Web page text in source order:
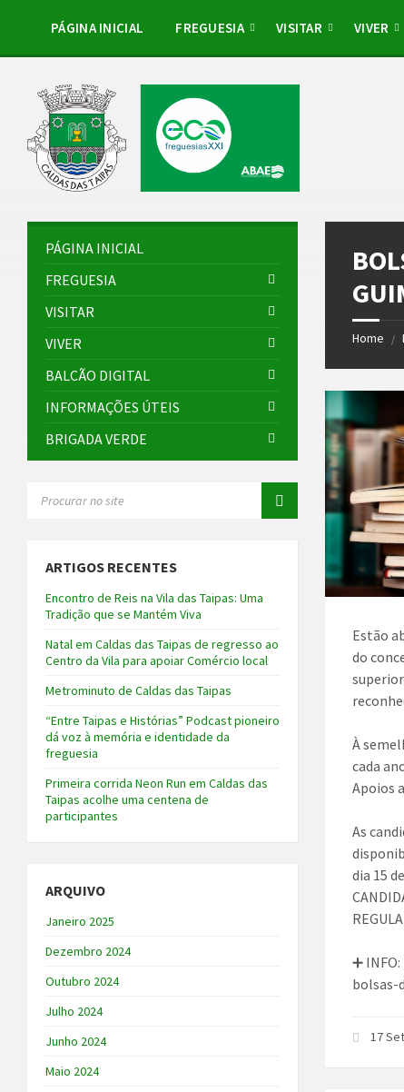
sidebar
sidebar
PÁGINA INICIAL FREGUESIA VISITAR VIVER
Home /
Estão
do
À
cada
Apoios
As
dia 15
➕
bolsas-
17
PÁGINA INICIAL
FREGUESIA
VISITAR
VIVER
BALCÃO DIGITAL
INFORMAÇÕES ÚTEIS
BRIGADA VERDE
ARTIGOS RECENTES
Encontro de Reis na Vila das Taipas: Uma
Tradição que se Mantém Viva
Natal em Caldas das Taipas de regresso ao
Centro da Vila para apoiar Comércio local
Metrominuto de Caldas das Taipas
“Entre Taipas e Histórias” Podcast pioneiro
dá voz à memória e identidade da
freguesia
Primeira corrida Neon Run em Caldas das
Taipas acolhe uma centena de
participantes
ARQUIVO
Janeiro 2025
Dezembro 2024
Outubro 2024
Julho 2024
Junho 2024
Maio 2024